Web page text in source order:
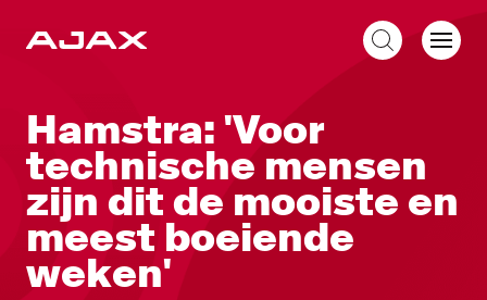
Hamstra: 'Voor
technische mensen
zijn dit de mooiste en
meest boeiende
weken'